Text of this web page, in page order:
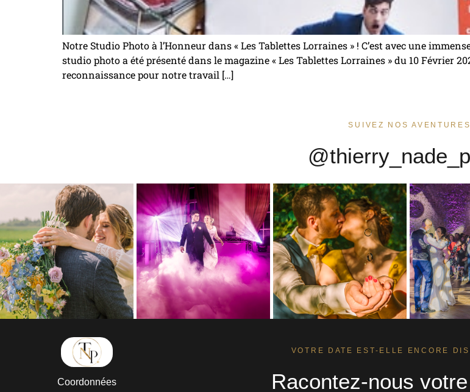
Notre Studio Photo à l’Honneur dans « Les Tablettes Lorraines » ! C’est avec une
studio photo a été présenté dans le magazine « Les Tablettes Lorraines » du 10 Février
reconnaissance pour notre travail […]
SUIVEZ NOS AVENTURES
Coordonnées
VOTRE DATE EST-ELLE ENCORE
Racontez-nous